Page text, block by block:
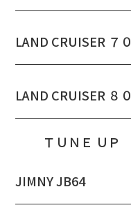
LAND CRUISER ７０
LAND CRUISER ８０
ＴＵＮＥ ＵＰ
JIMNY JB64